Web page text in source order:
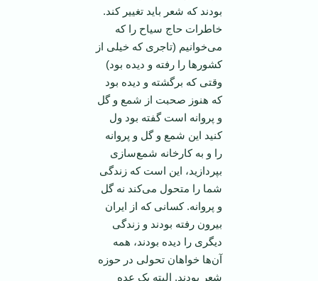
بودند که شعر باید تغییر کند.
خاطرات حاج سیاح را که
می‌خوانیم (تاجری که خیلی از
کشور‌ها را رفته و دیده بود)
وقتی که برگشته و دیده بود
که هنوز صحبت از شمع و گل
و پروانه است گفته بود ول
کنید این شمع و گل و پروانه
را و به کارخانه شمع‌سازی
بپردازید، این است که زندگی
شما را متحول می‌کند نه گل
و پروانه. کسانی که از ایران
بیرون رفته بودند و زندگی
دیگری را دیده بودند، همه
آن‌ها خواهان تحولی در حوزه
شعر بودند. البته یک عده